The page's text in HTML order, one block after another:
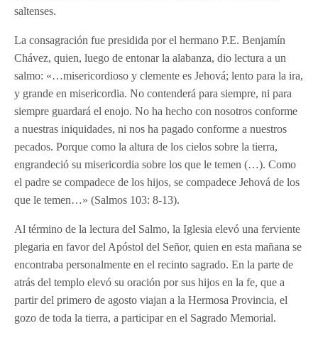
saltenses.
La consagración fue presidida por el hermano P.E. Benjamín
Chávez, quien, luego de entonar la alabanza, dio lectura a un
salmo: «…misericordioso y clemente es Jehová; lento para la ira,
y grande en misericordia. No contenderá para siempre, ni para
siempre guardará el enojo. No ha hecho con nosotros conforme
a nuestras iniquidades, ni nos ha pagado conforme a nuestros
pecados. Porque como la altura de los cielos sobre la tierra,
engrandeció su misericordia sobre los que le temen (…). Como
el padre se compadece de los hijos, se compadece Jehová de los
que le temen…» (Salmos 103: 8-13).
Al término de la lectura del Salmo, la Iglesia elevó una ferviente
plegaria en favor del Apóstol del Señor, quien en esta mañana se
encontraba personalmente en el recinto sagrado. En la parte de
atrás del templo elevó su oración por sus hijos en la fe, que a
partir del primero de agosto viajan a la Hermosa Provincia, el
gozo de toda la tierra, a participar en el Sagrado Memorial.